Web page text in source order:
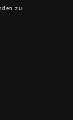
zu